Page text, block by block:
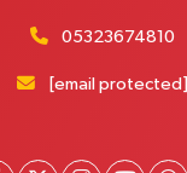
Yol Tarifi Al
05323674810
[email protected]